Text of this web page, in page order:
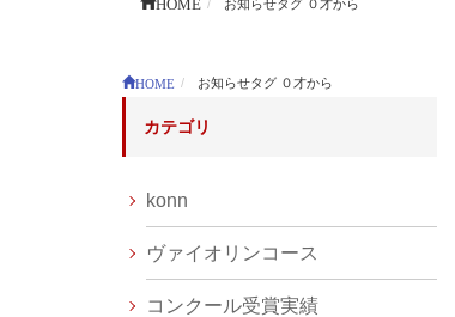
お知らせタグ ０才から
HOME お知らせタグ ０才から
カテゴリ
konn
ヴァイオリンコース
コンクール受賞実績